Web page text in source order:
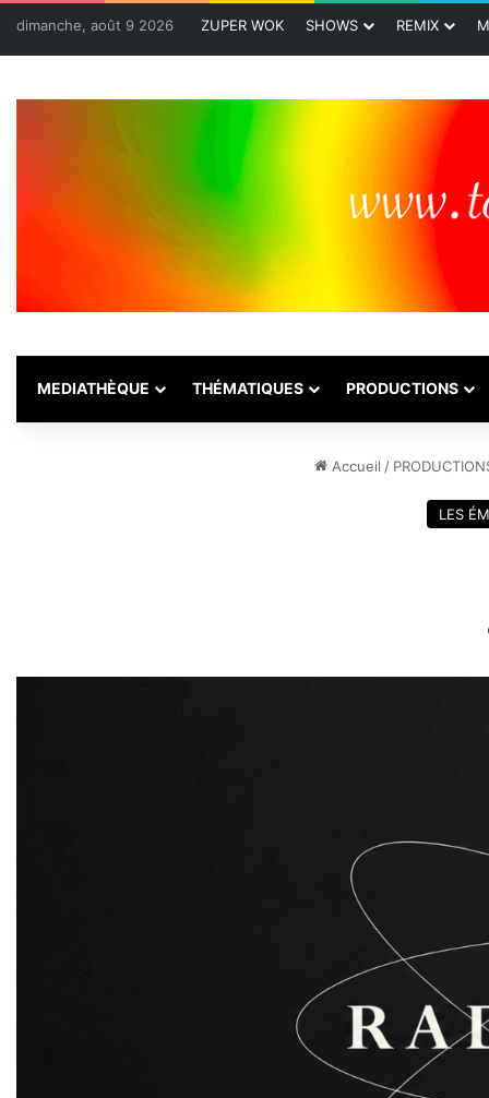
dimanche, août 9 2026 ZUPER WOK SHOWS REMIX
MEDIATHÈQUE THÉMATIQUES PRODUCTIONS
Accueil /
LES